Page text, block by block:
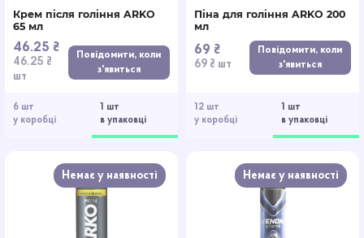
6 шт
у коробці
1 шт
в упаковці
Крем після гоління ARKO
65 мл
46.25 ₴
46.25 ₴
шт
Повідомити, коли
з'явиться
12 шт
у коробці
1 шт
в упаковці
Піна для гоління ARKO 200
мл
69 ₴
69 ₴ шт
Повідомити, коли
з'явиться
Немає у наявності Немає у наявності